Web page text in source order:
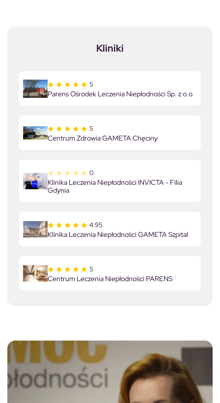
Kliniki
5
Parens Ośrodek Leczenia Niepłodności Sp. z o.o
5
Centrum Zdrowia GAMETA Chęciny
0
Klinika Leczenia Niepłodności INVICTA - Filia
Gdynia
4.95
Klinika Leczenia Niepłodności GAMETA Szpital
5
Centrum Leczenia Niepłodności PARENS